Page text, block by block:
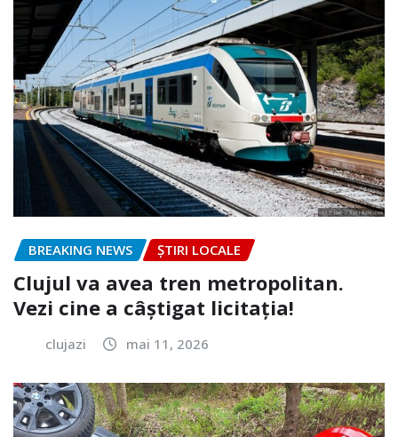
BREAKING NEWS ȘTIRI LOCALE
Clujul va avea tren metropolitan.
Vezi cine a câștigat licitația!
clujazi mai 11, 2026